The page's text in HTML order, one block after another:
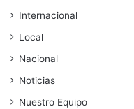
Internacional
Local
Nacional
Noticias
Nuestro Equipo